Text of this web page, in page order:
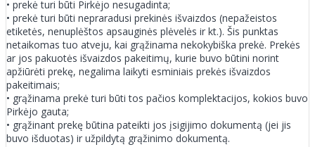
• prekė turi būti Pirkėjo nesugadinta;
• prekė turi būti nepraradusi prekinės išvaizdos (nepažeistos
etiketės, nenuplėštos apsauginės plėvelės ir kt.). Šis punktas
netaikomas tuo atveju, kai grąžinama nekokybiška prekė. Prekės
ar jos pakuotės išvaizdos pakeitimų, kurie buvo būtini norint
apžiūrėti prekę, negalima laikyti esminiais prekės išvaizdos
pakeitimais;
• grąžinama prekė turi būti tos pačios komplektacijos, kokios buvo
Pirkėjo gauta;
• grąžinant prekę būtina pateikti jos įsigijimo dokumentą (jei jis
buvo išduotas) ir užpildytą grąžinimo dokumentą.